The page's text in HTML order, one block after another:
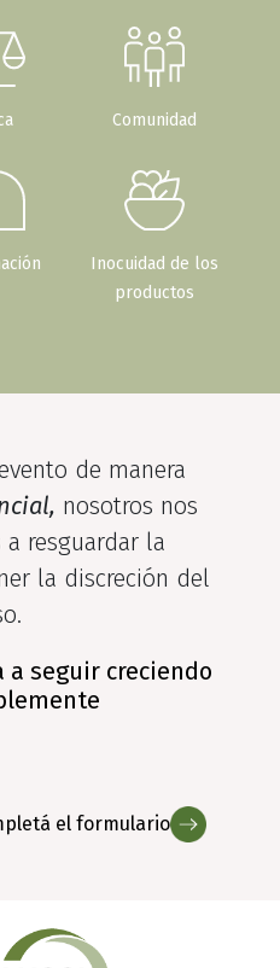
Comunidad
Inocuidad de los
productos
de manera
nosotros nos
resguardar la
la discreción del
a seguir creciendo
el formulario